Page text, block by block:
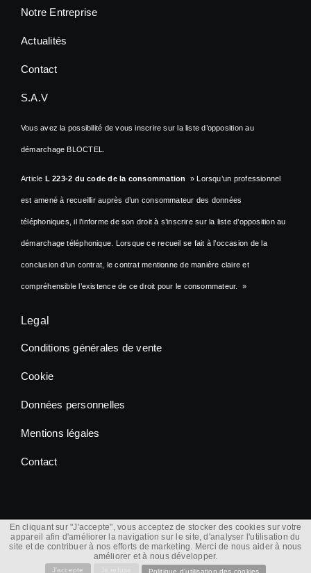
Notre Entreprise
Actualités
Contact
S.A.V
Vous avez la possibilité de vous inscrire sur la liste d’opposition au
démarchage BLOCTEL.
Article L 223-2 du code de la consommation » Lorsqu’un professionnel
est amené à recueillir auprès d’un consommateur des données
téléphoniques, il l’informe de son droit à s’inscrire sur la liste d’opposition au
démarchage téléphonique. Lorsque ce recueil se fait à l’occasion de la
conclusion d’un contrat, le contrat mentionne de manière claire et
compréhensible l’existence de ce droit pour le consommateur. »
Legal
Conditions générales de vente
Cookie
Données personnelles
Mentions légales
Contact
© 2012 - 2026 |Atletisport.com| All Rights Reserved
En cliquant sur "J'accepte", vous acceptez de stocker des cookies sur votre
appareil afin d'améliorer la navigation sur le site, d'analyser l'utilisation du
site et de contribuer à nos efforts de marketing. Merci de nous aider à nous
améliorer et à nous développer.
J'accepte Politique d'utilisation des cookies